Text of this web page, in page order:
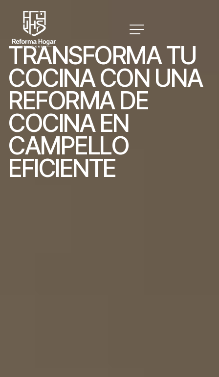
TRANSFORMATU
COCINA CON UNA
REFORMA DE
COCINA EN
CAMPELLO
EFICIENTE